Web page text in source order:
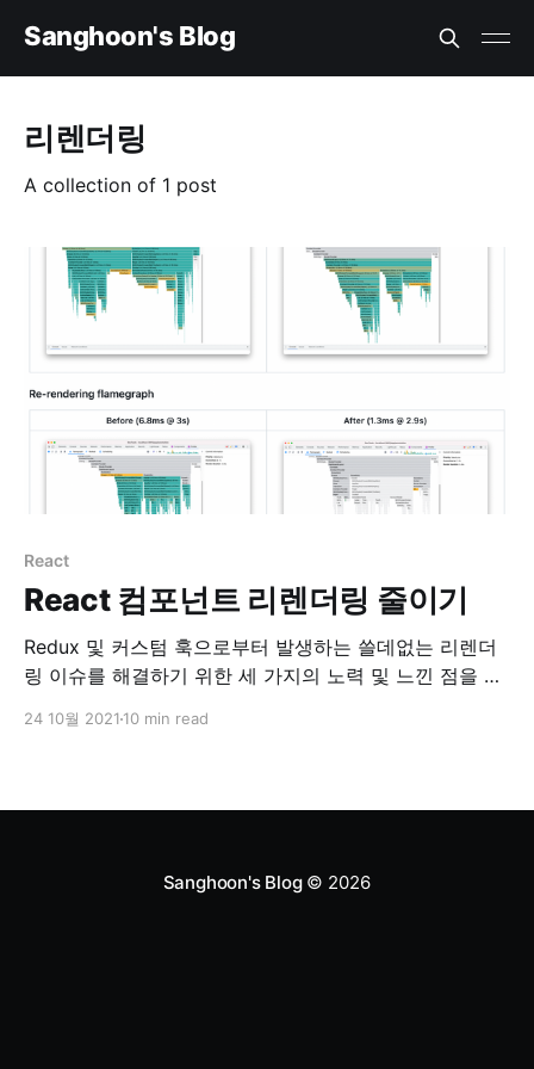
Sanghoon's Blog
리렌더링
A collection of 1 post
React
React 컴포넌트 리렌더링 줄이기
Redux 및 커스텀 훅으로부터 발생하는 쓸데없는 리렌더
링 이슈를 해결하기 위한 세 가지의 노력 및 느낀 점을 정
24 10월 2021 10 min read
Sanghoon's Blog© 2026